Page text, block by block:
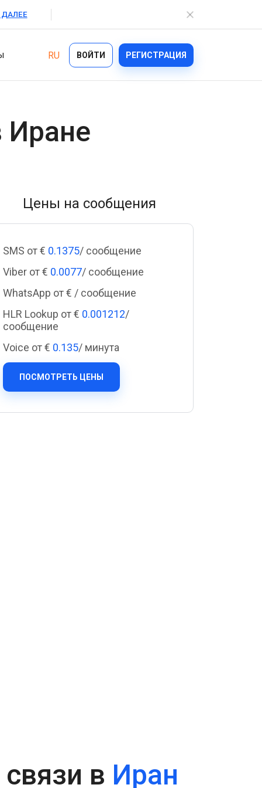
ДАЛЕЕ
Automated Text Messaging
Cascade Messaging
Logistics
Services
RU ВОЙТИ
РЕГИСТРАЦИЯ
Иране
Цены на сообщения
SMS от € 0.1375/ сообщение
Viber от € 0.0077/ сообщение
WhatsApp от € / сообщение
HLR Lookup от € 0.001212/
сообщение
Voice от € 0.135/ минута
ПОСМОТРЕТЬ ЦЕНЫ
в Иран